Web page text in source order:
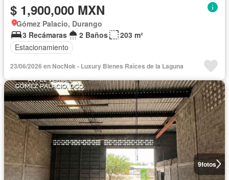
$ 1,900,000 MXN
Gómez Palacio, Durango
3 Recámaras
2 Baños
203 m²
Estacionamiento
23/06/2026 en NocNok - Luxury Bienes Raìces de la Laguna
9fotos